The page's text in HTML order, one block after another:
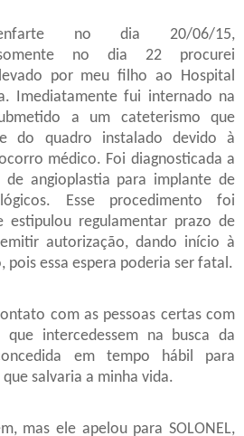
no dia 20/06/15,
somente no dia 22 procurei
por meu filho ao Hospital
Imediatamente fui internado na
a um cateterismo que
do quadro instalado devido à
médico. Foi diagnosticada a
de angioplastia para implante de
Esse procedimento foi
estipulou regulamentar prazo de
autorização, dando início à
essa espera poderia ser fatal.
com as pessoas certas com
intercedessem na busca da
em tempo hábil para
salvaria a minha vida.
mas ele apelou para SOLONEL,